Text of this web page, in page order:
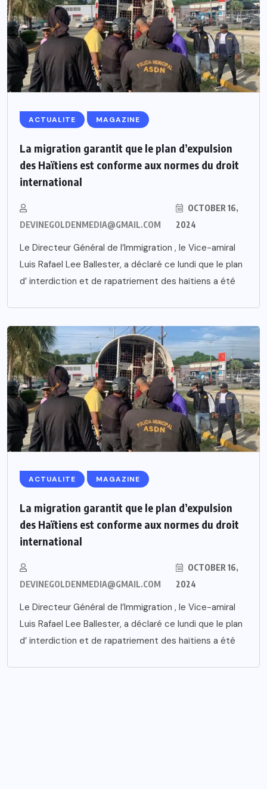
ACTUALITE MAGAZINE
La migration garantit que le plan d’expulsion
des Haïtiens est conforme aux normes du droit
international
DEVINEGOLDENMEDIA@GMAIL.COM
OCTOBER 16,
2024
Le Directeur Général de l’Immigration , le Vice-amiral
Luis Rafael Lee Ballester, a déclaré ce lundi que le plan
d’ interdiction et de rapatriement des haïtiens a été
ACTUALITE MAGAZINE
La migration garantit que le plan d’expulsion
des Haïtiens est conforme aux normes du droit
international
DEVINEGOLDENMEDIA@GMAIL.COM
OCTOBER 16,
2024
Le Directeur Général de l’Immigration , le Vice-amiral
Luis Rafael Lee Ballester, a déclaré ce lundi que le plan
d’ interdiction et de rapatriement des haïtiens a été